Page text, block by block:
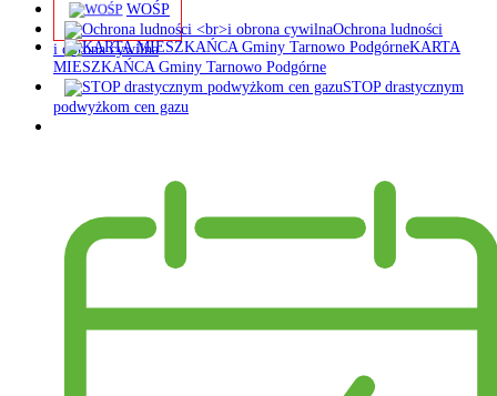
WOŚP
Ochrona ludności
i obrona cywilna
KARTA
MIESZKAŃCA Gminy Tarnowo Podgórne
STOP drastycznym
podwyżkom cen gazu